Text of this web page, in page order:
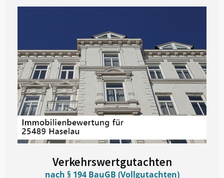
Verkehrswertgutachten
nach § 194 BauGB (Vollgutachten)